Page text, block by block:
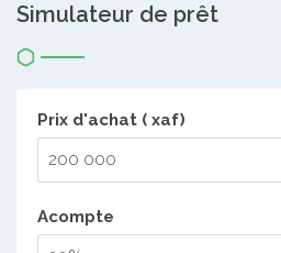
Simulateur de prêt
Prix d'achat ( xaf)
Acompte